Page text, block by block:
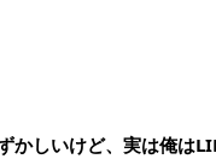
かしいけど、実は俺は